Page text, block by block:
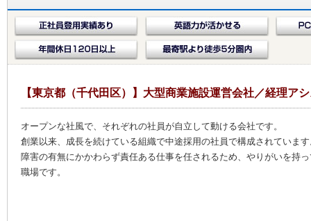
【東京都（千代田区）】大型商業施設運営会社／経理ア
オープンな社風で、それぞれの社員が自立して動ける会社です。
創業以来、成長を続けている組織で中途採用の社員で構成されていま
障害の有無にかかわらず責任ある仕事を任されるため、やりがいを持
職場です。